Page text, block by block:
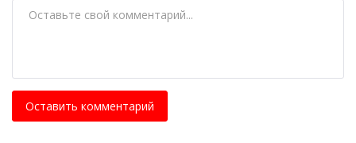
Оставить комментарий